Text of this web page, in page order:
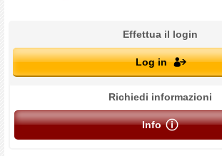
Effettua il login
Log in
Richiedi informazioni
Info